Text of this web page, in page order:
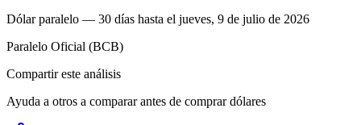
Dólar paralelo — 30 días hasta el jueves, 9 de julio de 2026
Paralelo Oficial (BCB)
Compartir este análisis
Ayuda a otros a comparar antes de comprar dólares